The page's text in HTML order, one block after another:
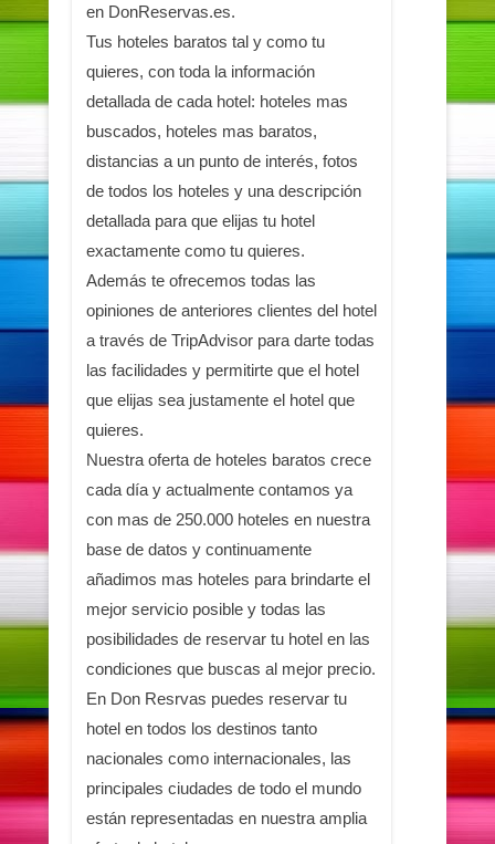
en DonReservas.es.
Tus hoteles baratos tal y como tu
quieres, con toda la información
detallada de cada hotel: hoteles mas
buscados, hoteles mas baratos,
distancias a un punto de interés, fotos
de todos los hoteles y una descripción
detallada para que elijas tu hotel
exactamente como tu quieres.
Además te ofrecemos todas las
opiniones de anteriores clientes del hotel
a través de TripAdvisor para darte todas
las facilidades y permitirte que el hotel
que elijas sea justamente el hotel que
quieres.
Nuestra oferta de hoteles baratos crece
cada día y actualmente contamos ya
con mas de 250.000 hoteles en nuestra
base de datos y continuamente
añadimos mas hoteles para brindarte el
mejor servicio posible y todas las
posibilidades de reservar tu hotel en las
condiciones que buscas al mejor precio.
En Don Resrvas puedes reservar tu
hotel en todos los destinos tanto
nacionales como internacionales, las
principales ciudades de todo el mundo
están representadas en nuestra amplia